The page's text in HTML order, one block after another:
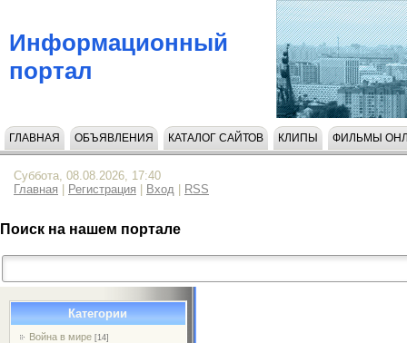
Информационный
портал
ГЛАВНАЯ ОБЪЯВЛЕНИЯ КАТАЛОГ САЙТОВ КЛИПЫ ФИЛЬМЫ
Суббота, 08.08.2026, 17:40
Главная
Регистрация Вход RSS
Поиск на нашем портале
Категории
Война в мире [14]